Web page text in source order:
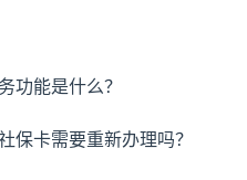
功能是什么？
保卡需要重新办理吗？